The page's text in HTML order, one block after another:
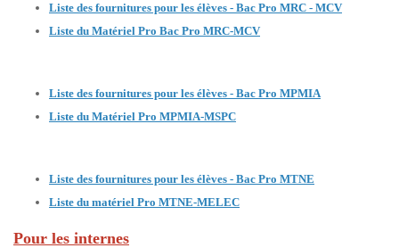
Liste des fournitures pour les élèves - Bac Pro MRC - MCV
Liste du Matériel Pro Bac Pro MRC-MCV
Liste des fournitures pour les élèves - Bac Pro MPMIA
Liste du Matériel Pro MPMIA-MSPC
Liste des fournitures pour les élèves - Bac Pro MTNE
Liste du matériel Pro MTNE-MELEC
Pour les internes